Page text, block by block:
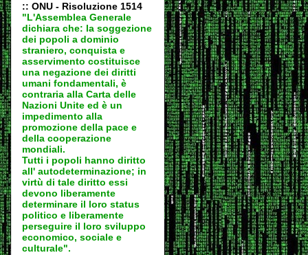
:: ONU - Risoluzione 1514
"L'Assemblea Generale
dichiara che: la soggezione
dei popoli a dominio
straniero, conquista e
asservimento costituisce
una negazione dei diritti
umani fondamentali, è
contraria alla Carta delle
Nazioni Unite ed è un
impedimento alla
promozione della pace e
della cooperazione
mondiali.
Tutti i popoli hanno diritto
all' autodeterminazione; in
virtù di tale diritto essi
devono liberamente
determinare il loro status
politico e liberamente
perseguire il loro sviluppo
economico, sociale e
culturale".